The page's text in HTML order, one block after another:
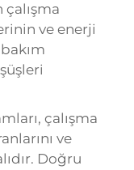
çalışma
ve enerji
çalışma
ve
Doğru